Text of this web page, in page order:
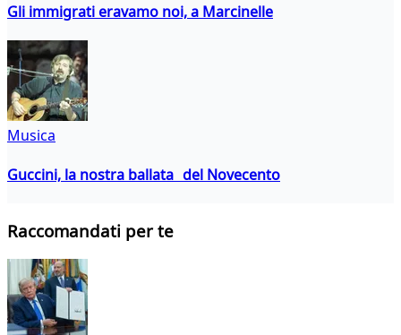
Gli immigrati eravamo noi, a Marcinelle
Musica
Guccini, la nostra ballata del Novecento
Raccomandati per te